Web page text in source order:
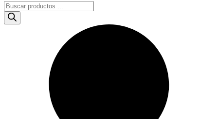
Búsqueda
de
productos